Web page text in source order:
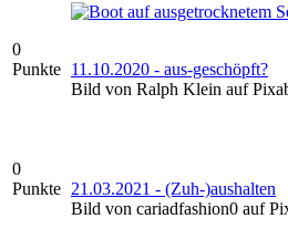
0
Punkte 11.10.2020 - aus-geschöpft?
Bild von Ralph Klein auf
0
Punkte 21.03.2021 - (Zuh-)aushalten
Bild von cariadfashion0 auf